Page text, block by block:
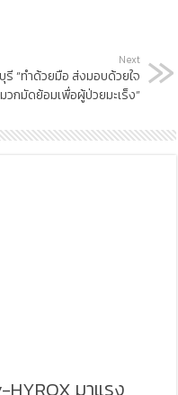
Next
“ทำด้วยมือ ส่งมอบด้วยใจ
วกมัดย้อมเพื่อผู้ป่วยมะเร็ง”
มาแรง